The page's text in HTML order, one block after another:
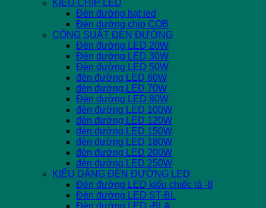
KIỂU CHIP LED
Đèn đường hạt led
Đèn đường chip COB
CÔNG SUẤT ĐÈN ĐƯỜNG
Đèn đường LED 20W
Đèn đường LED 30W
Đèn đường LED 50W
đèn đường LED 60W
đèn đường LED 70W
Đèn đường LED 80W
đèn đường LED 100W
đèn đường LED 120W
đèn đường LED 150W
đèn đường LED 180W
đèn đường LED 200W
đèn đường LED 250W
KIỂU DÁNG ĐÈN ĐƯỜNG LED
Đèn đường LED kiểu chiếc lá -8
Đèn đường LED ST-BL